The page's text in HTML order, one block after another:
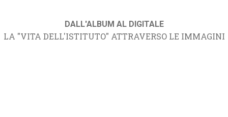
DALL'ALBUM AL DIGITALE
LA "VITA DELL'ISTITUTO" ATTRAVERSO LE IMMAGINI